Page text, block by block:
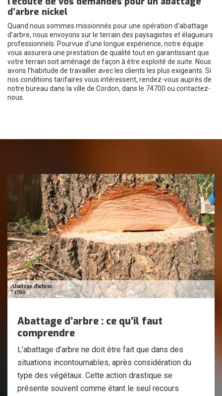
d’arbre nickel
Quand nous sommes missionnés pour une opération d’abattage
d’arbre, nous envoyons sur le terrain des paysagistes et élagueurs
professionnels. Pourvue d’une longue expérience, notre équipe
vous assurera une prestation de qualité tout en garantissant que
votre terrain soit aménagé de façon à être exploité de suite. Nous
avons l’habitude de travailler avec les clients les plus exigeants. Si
nos conditions tarifaires vous intéressent, rendez-vous auprès de
notre bureau dans la ville de Cordon, dans le 74700 ou contactez-
nous.
Abattage d’arbre : ce qu’il faut
comprendre
L’abattage d’arbre ne doit être fait que dans des
situations incontournables, après considération du
type des végétaux. Cette action drastique se
présente souvent comme étant le seul recours